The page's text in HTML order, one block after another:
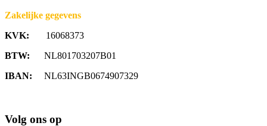
Zakelijke gegevens
KVK: 16068373
BTW: NL801703207B01
IBAN: NL63INGB0674907329
Volg ons op